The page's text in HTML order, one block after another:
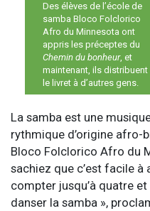
Des élèves de l’école de
samba Bloco Folclorico
Afro du Minnesota ont
appris les préceptes du
Chemin du bonheur, et
maintenant, ils distribuent
le livret à d’autres gens.
La samba est une
rythmique d’origine afro-
Bloco Folclorico Afro du
sachiez que c’est facile à
compter jusqu’à quatre
danser la samba »,